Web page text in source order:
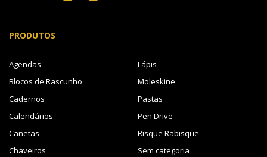
PRODUTOS
Agendas
Blocos de Rascunho
Cadernos
Calendários
Canetas
Chaveiros
Lápis
Moleskine
Pastas
Pen Drive
Risque Rabisque
Sem categoria